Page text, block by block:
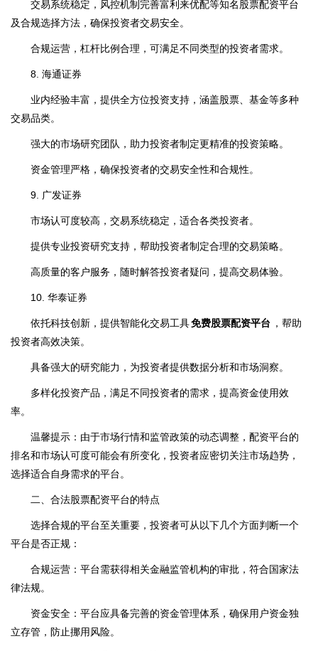
交易系统稳定，风控机制完善富利来优配等知名股票配资平台
及合规选择方法，确保投资者交易安全。
合规运营，杠杆比例合理，可满足不同类型的投资者需求。
8. 海通证券
业内经验丰富，提供全方位投资支持，涵盖股票、基金等多种
交易品类。
强大的市场研究团队，助力投资者制定更精准的投资策略。
资金管理严格，确保投资者的交易安全性和合规性。
9. 广发证券
市场认可度较高，交易系统稳定，适合各类投资者。
提供专业投资研究支持，帮助投资者制定合理的交易策略。
高质量的客户服务，随时解答投资者疑问，提高交易体验。
10. 华泰证券
依托科技创新，提供智能化交易工具免费股票配资平台 ，帮助
投资者高效决策。
具备强大的研究能力，为投资者提供数据分析和市场洞察。
多样化投资产品，满足不同投资者的需求，提高资金使用效
率。
温馨提示：由于市场行情和监管政策的动态调整，配资平台的
排名和市场认可度可能会有所变化，投资者应密切关注市场趋势，
选择适合自身需求的平台。
二、合法股票配资平台的特点
选择合规的平台至关重要，投资者可从以下几个方面判断一个
平台是否正规：
合规运营：平台需获得相关金融监管机构的审批，符合国家法
律法规。
资金安全：平台应具备完善的资金管理体系，确保用户资金独
立存管，防止挪用风险。